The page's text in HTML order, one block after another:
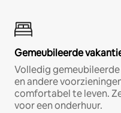
Gemeubileerde
Volledig
en andere
comfortabel te leven.
voor een onderhuur.